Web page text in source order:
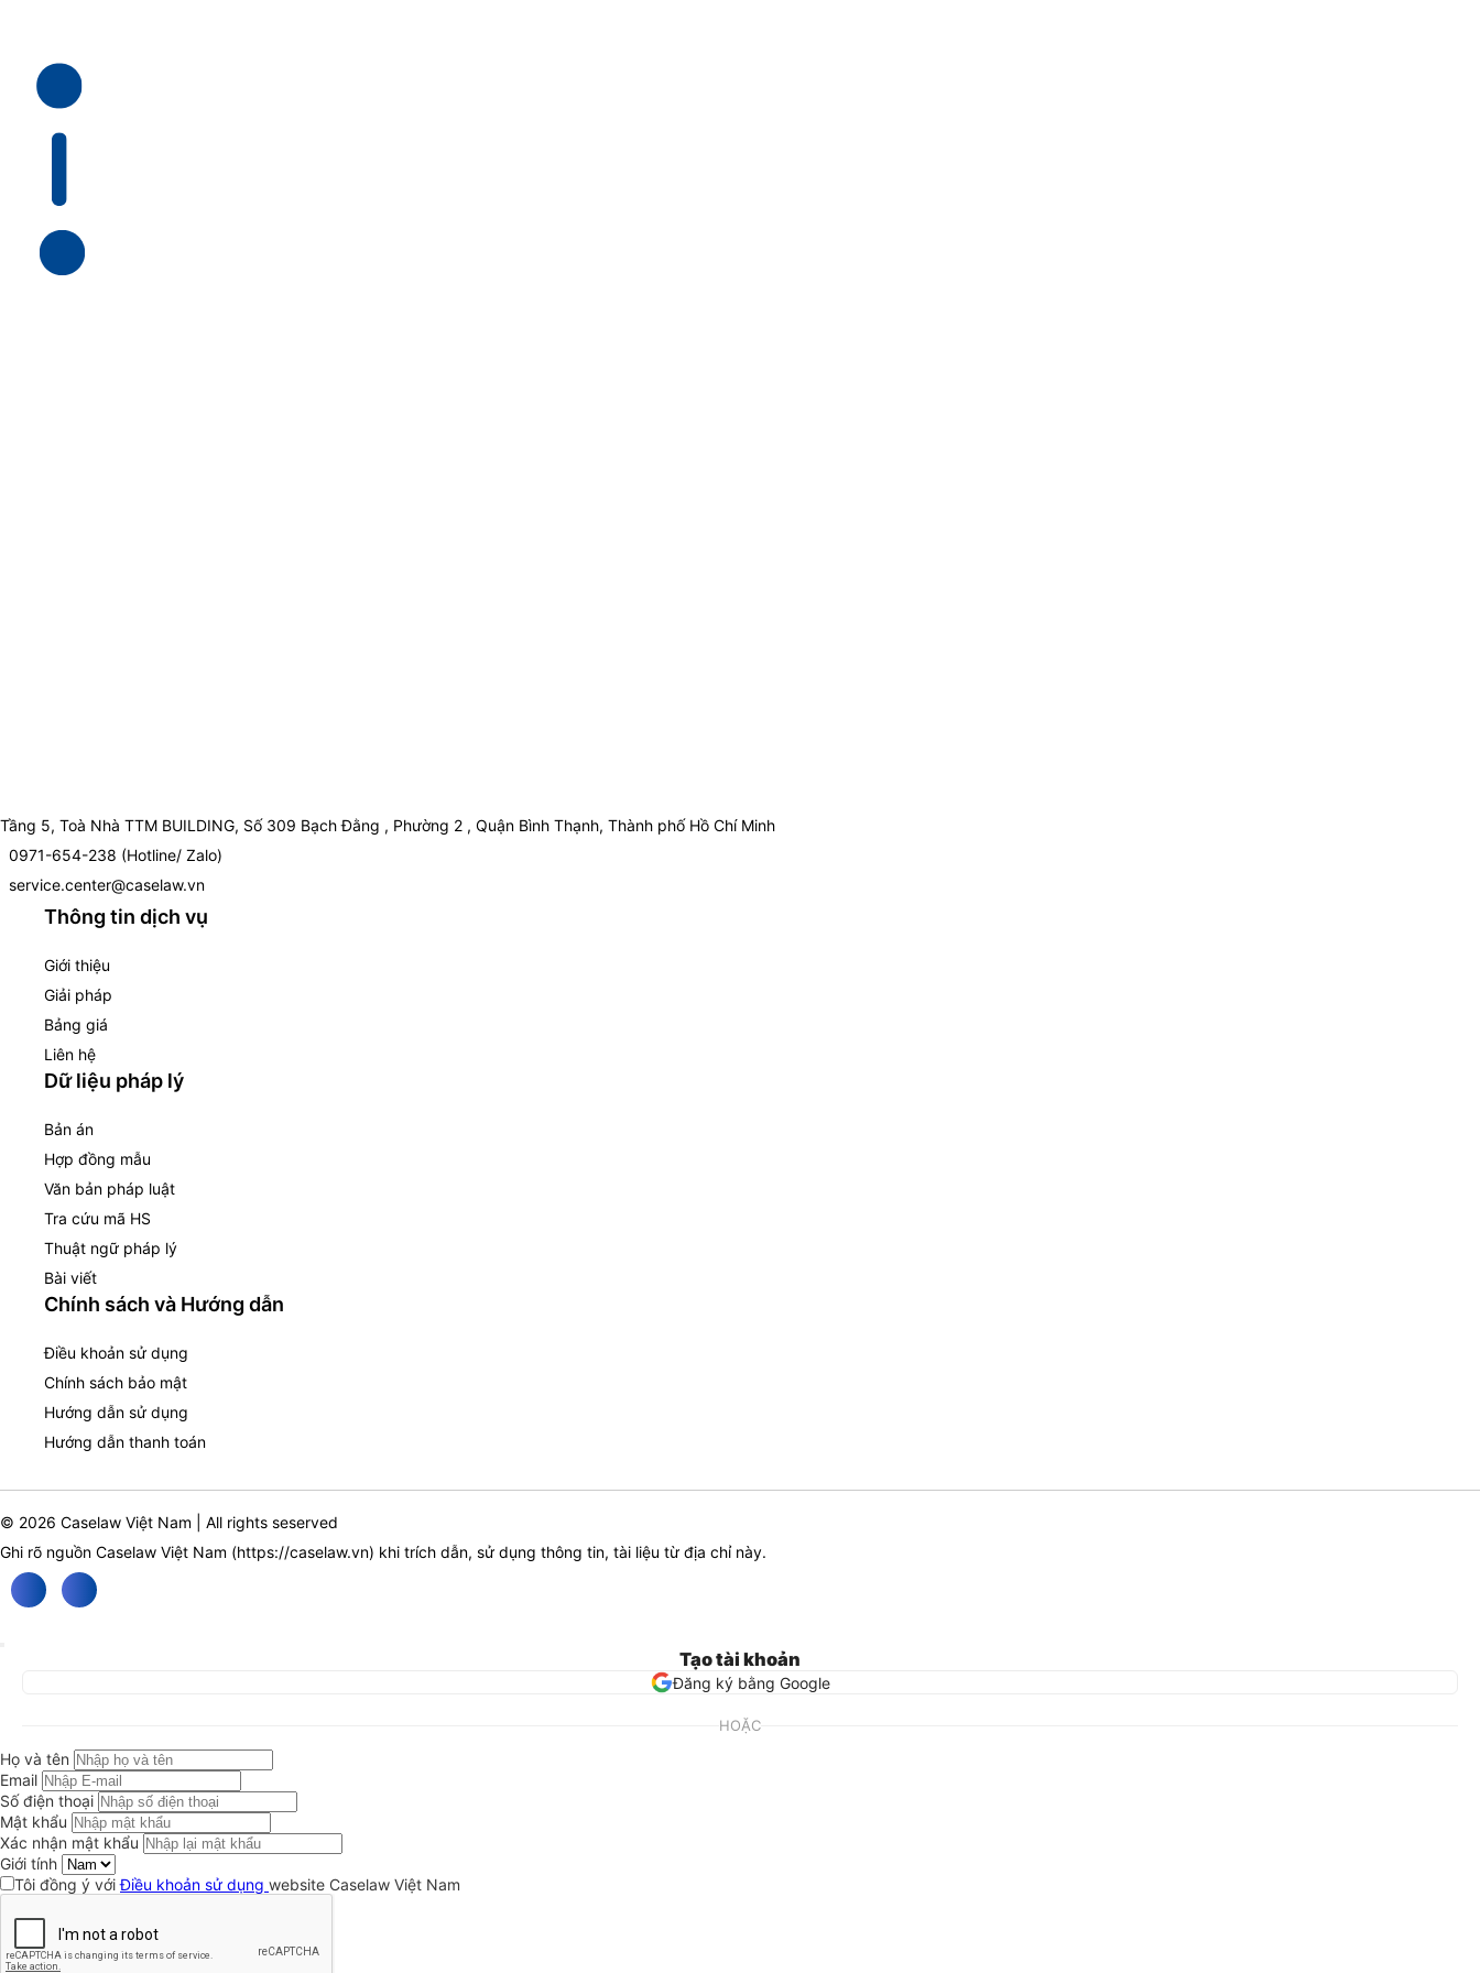
Tầng 5, Toà Nhà TTM BUILDING, Số 309 Bạch Đằng , Phường 2 , Quận Bình Thạnh, Thành phố Hồ Chí Minh
0971-654-238 (Hotline/ Zalo)
service.center@caselaw.vn
Thông tin dịch vụ
Giới thiệu
Giải pháp
Bảng giá
Liên hệ
Dữ liệu pháp lý
Bản án
Hợp đồng mẫu
Văn bản pháp luật
Tra cứu mã HS
Thuật ngữ pháp lý
Bài viết
Chính sách và Hướng dẫn
Điều khoản sử dụng
Chính sách bảo mật
Hướng dẫn sử dụng
Hướng dẫn thanh toán
© 2026 Caselaw Việt Nam | All rights seserved
Ghi rõ nguồn Caselaw Việt Nam (https://caselaw.vn) khi trích dẫn, sử dụng thông tin, tài liệu từ địa chỉ này.
Tạo tài khoản
Đăng ký bằng Google
HOẶC
Họ và tên
Email
Số điện thoại
Mật khẩu
Xác nhận mật khẩu
Giới tính
Tôi đồng ý vớiĐiều khoản sử dụng website Caselaw Việt Nam